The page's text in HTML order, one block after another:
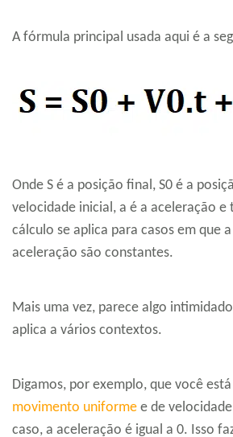
A fórmula principal usada aqui é a
Onde S é a posição final, S0 é a
velocidade inicial, a é a aceleração e
cálculo se aplica para casos em que
aceleração são constantes.
Mais uma vez, parece algo
aplica a vários contextos.
Digamos, por exemplo, que você
movimento uniforme e de
caso, a aceleração é igual a 0. Isso